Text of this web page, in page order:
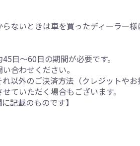
いときは車を買ったディーラー様
日～60日の期間が必要です。
合わせください。
以外のご決済方法（クレジットやお
ていただく場合もございます。
記載のものです】